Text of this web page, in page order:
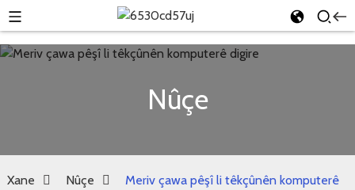
Nûçe
Xane Nûçe
Meriv çawa pêşî li têkçûnên komputerê